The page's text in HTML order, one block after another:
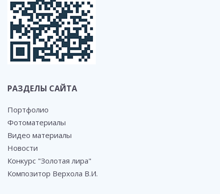
РАЗДЕЛЫ САЙТА
Портфолио
Фотоматериалы
Видео материалы
Новости
Конкурс "Золотая лира"
Композитор Верхола В.И.